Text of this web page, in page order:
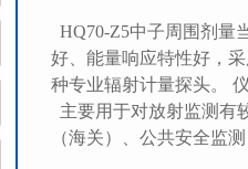
HQ70-Z5中子周围剂量
好、能量响应特性好，
种专业辐射计量探头。
主要用于对放射监测有
（海关）、公共安全监